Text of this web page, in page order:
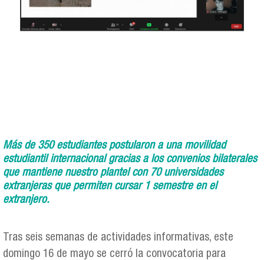
Más de 350 estudiantes postularon a una movilidad
estudiantil internacional gracias a los convenios bilaterales
que mantiene nuestro plantel con 70 universidades
extranjeras que permiten cursar 1 semestre en el
extranjero.
Tras seis semanas de actividades informativas, este
domingo 16 de mayo se cerró la convocatoria para